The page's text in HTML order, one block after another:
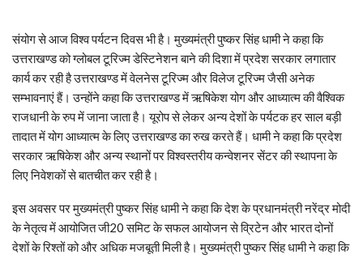
संयोग से आज विश्व पर्यटन दिवस भी है। मुख्यमंत्री पुष्कर सिंह धामी ने कहा कि
उत्तराखण्ड को ग्लोबल टूरिज्म डेस्टिनेशन बाने की दिशा में प्रदेश सरकार लगातार
कार्य कर रही है उत्तराखण्ड में वेलनेस टूरिज्म और विलेज टूरिज्म जैसी अनेक
सम्भावनाएं हैं। उन्होंने कहा कि उत्तराखण्ड में ऋषिकेश योग और आध्यात्म की वैश्विक
राजधानी के रुप में जाना जाता है। यूरोप से लेकर अन्य देशों के पर्यटक हर साल बड़ी
तादात में योग आध्यात्म के लिए उत्तराखण्ड का रुख करते हैं। धामी ने कहा कि प्रदेश
सरकार ऋषिकेश और अन्य स्थानों पर विश्वस्तरीय कन्वेशनर सेंटर की स्थापना के
लिए निवेशकों से बातचीत कर रही है।
इस अवसर पर मुख्यमंत्री पुष्कर सिंह धामी ने कहा कि देश के प्रधानमंत्री नरेंद्र मोदी
के नेतृत्व में आयोजित जी20 समिट के सफल आयोजन से व्रिटेन और भारत दोनों
देशों के रिश्तों को और अधिक मजबूती मिली है। मुख्यमंत्री पुष्कर सिंह धामी ने कहा कि